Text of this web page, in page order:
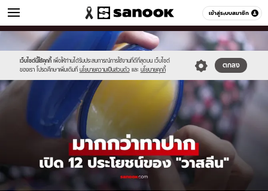
เข้าสู่ระบบสมาชิก
ผู้หญิง หมวดอื่นๆ
เว็บไซต์นี้ใช้คุกกี้ เพื่อให้ท่านได้รับประสบการณ์การใช้งานที่ดีที่สุดบน เว็บไซต์
ของเรา โปรดศึกษาเพิ่มเติมที่ นโยบายความเป็นส่วนตัว และ นโยบายคุกกี้
ตกลง
Sanook
//s.isanook.com/sr/0/images/logo-
new-
sanook.png
600
60
//s.isanook.com/wo/0/ud/53/269901/new-
thumbnail1200x720-
v2(5).jpg